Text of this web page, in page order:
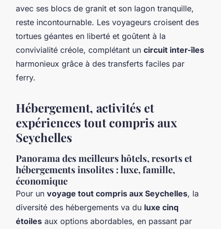
avec ses blocs de granit et son lagon tranquille,
reste incontournable. Les voyageurs croisent des
tortues géantes en liberté et goûtent à la
convivialité créole, complétant un circuit inter-îles
harmonieux grâce à des transferts faciles par
ferry.
Hébergement, activités et
expériences tout compris aux
Seychelles
Panorama des meilleurs hôtels, resorts et
hébergements insolites : luxe, famille,
économique
Pour un voyage tout compris aux Seychelles, la
diversité des hébergements va du luxe cinq
étoiles aux options abordables, en passant par